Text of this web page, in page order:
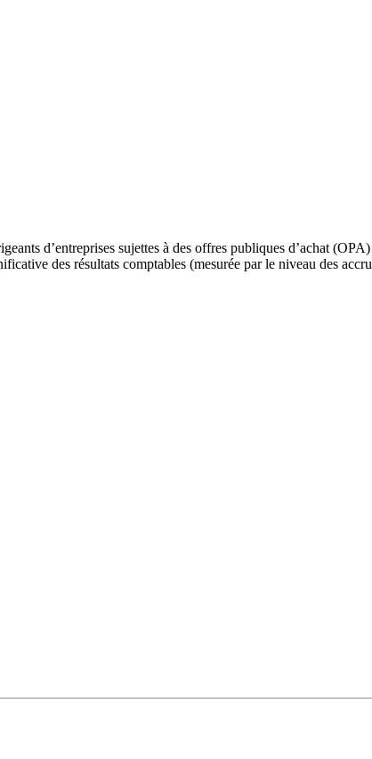
d’entreprises sujettes à des offres publiques d’achat
des résultats comptables (mesurée par le niveau des